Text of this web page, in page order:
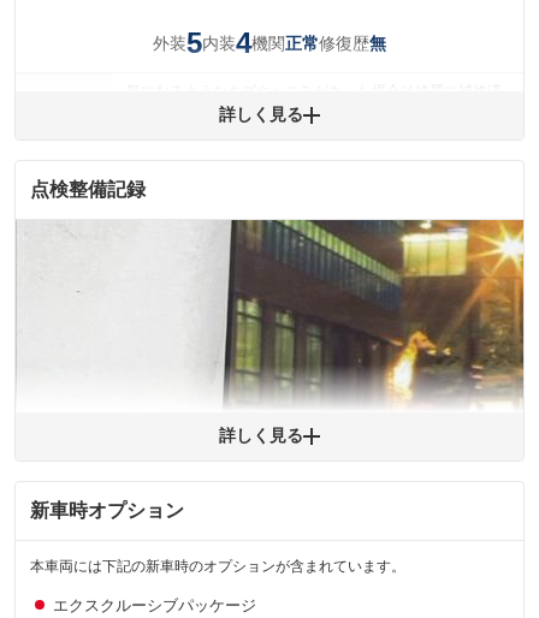
外装5内装4機関正常修復歴無
みですが、 小さなキズやヘコミが残っている場合もありま
内装
気になる汚れ等が、部分的にあります。
主要機関に不具合はありません。
詳細は鑑定書をご確認ください。
※グー鑑定は保証サービスではございません。購入時は必ず現車をご確認
※実際にお渡しするコンディションチェックシートにつきましては、形式
※グー鑑定の評価はあくまでも記載している鑑定日の鑑定結果となりま
詳しく見る
点検整備記録
詳しく見る
新車時オプション
本車両には下記の新車時のオプションが含まれています。
エクスクルーシブパッケージ